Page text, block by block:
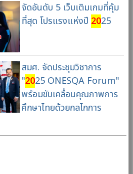
จัดอันดับ 5 เว็บเติมเกมที่คุ้ม
ที่สุด โปรแรงแห่งปี 2025
สมศ. จัดประชุมวิชาการ
"2025 ONESQA Forum"
พร้อมขับเคลื่อนคุณภาพการ
ศึกษาไทยด้วยกลไกการ